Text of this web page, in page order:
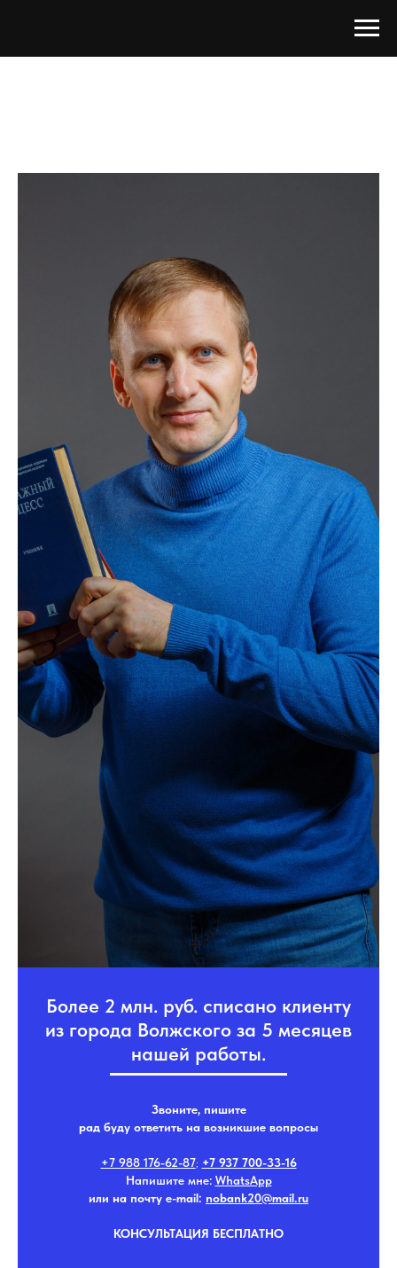
Более 2 млн. руб. списано клиенту
из города Волжского за 5 месяцев
нашей работы.
Звоните, пишите
рад буду ответить на возникшие вопросы
+7 988 176-62-87; +7 937 700-33-16
Напишите мне: WhatsApp
или на почту e-mail: nobank20@mail.ru
КОНСУЛЬТАЦИЯ БЕСПЛАТНО